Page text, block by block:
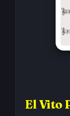
El Vito